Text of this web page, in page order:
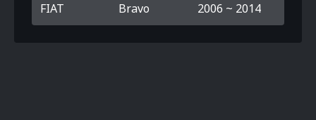
FIAT Bravo 2006 ~ 2014